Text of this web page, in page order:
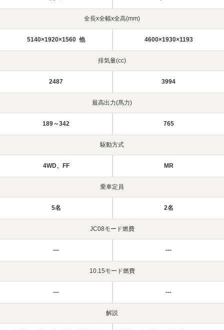
全長x全幅x全高(mm)
5140×1920×1560 他 4600×1930×1193
排気量(cc)
2487 3994
最高出力(馬力)
189～342 765
駆動方式
4WD、FF MR
乗車定員
5名 2名
JC08モード燃費
--- ---
10.15モード燃費
--- ---
解説